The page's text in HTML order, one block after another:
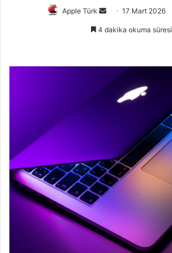
Apple Türk
Bir
17 Mart 2026
4 dakika okuma süresi